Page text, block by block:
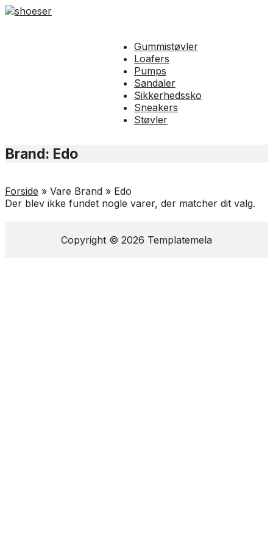
Gummistøvler
Loafers
Pumps
Sandaler
Sikkerhedssko
Sneakers
Støvler
Brand: Edo
Forside » Vare Brand » Edo
Der blev ikke fundet nogle varer, der matcher dit valg.
Copyright © 2026 Templatemela